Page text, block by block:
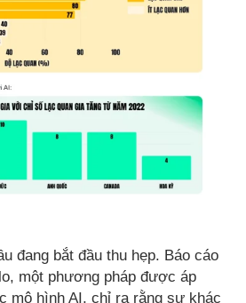
đang bắt đầu thu hẹp. Báo cáo
một phương pháp được áp
mô hình AI, chỉ ra rằng sự khác